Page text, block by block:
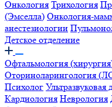
Онкология Трихология
(Эмселла) Онкология-
анестезиологии
Детское отделение
Офтальмология
Оториноларингология
Психолог
Кардиология Неврология